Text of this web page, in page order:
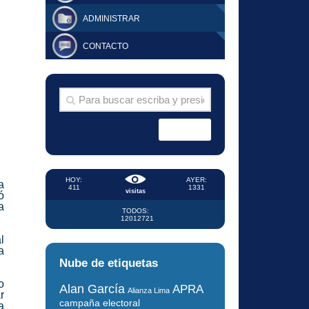
ADMINISTRAR
CONTACTO
visitas
HOY:
411
AYER:
1331
TODOS:
12012721
Nube de etiquetas
Alan García Alianza Lima APRA
campaña electoral